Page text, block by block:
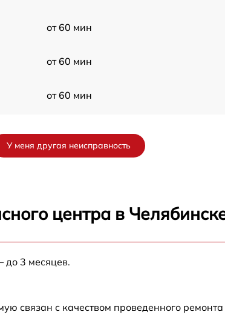
от 60 мин
от 60 мин
от 60 мин
У меня другая неисправность
центра в
до 3 месяцев.
связан с качеством проведенного